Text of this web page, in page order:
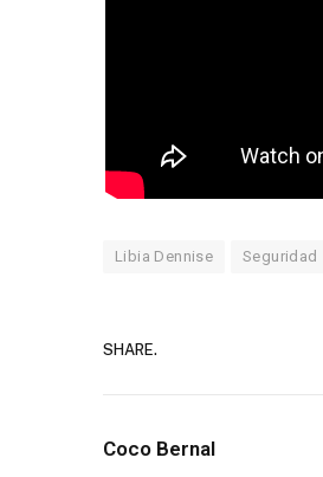
Libia Dennise Seguridad
SHARE.
Coco Bernal